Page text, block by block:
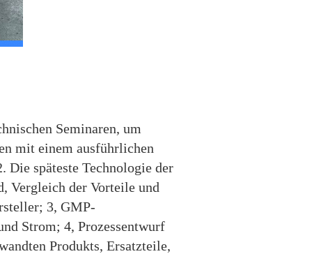
Seminaren, um
mit einem ausführlichen
Die späteste Technologie der
Vergleich der Vorteile und
3, GMP-
Strom; 4, Prozessentwurf
Produkts, Ersatzteile,